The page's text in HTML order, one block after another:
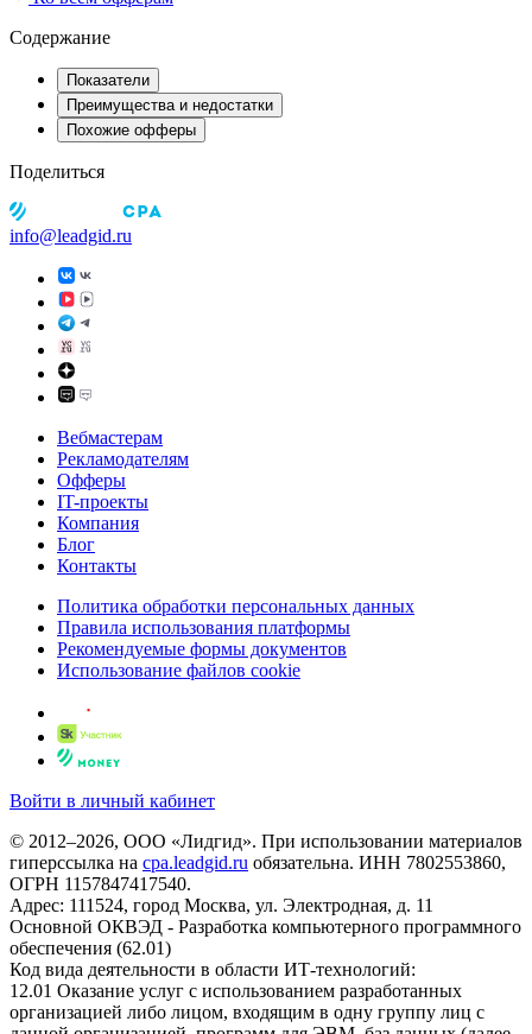
Содержание
Показатели
Преимущества и недостатки
Похожие офферы
Поделиться
info@leadgid.ru
Вебмастерам
Рекламодателям
Офферы
IT-проекты
Компания
Блог
Контакты
Политика обработки персональных данных
Правила использования платформы
Рекомендуемые формы документов
Использование файлов cookie
Войти в личный кабинет
© 2012–2026, ООО «Лидгид». При использовании материалов
гиперссылка на cpa.leadgid.ru обязательна. ИНН 7802553860,
ОГРН 1157847417540.
Адрес: 111524, город Москва, ул. Электродная, д. 11
Основной ОКВЭД - Разработка компьютерного программного
обеспечения (62.01)
Код вида деятельности в области ИТ-технологий:
12.01 Оказание услуг с использованием разработанных
организацией либо лицом, входящим в одну группу лиц с